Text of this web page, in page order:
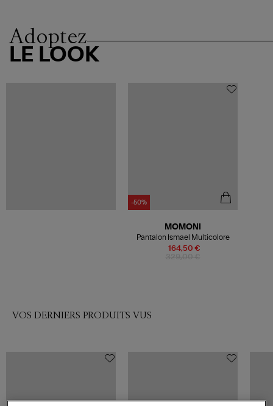
Adoptez
LE LOOK
-50%
164,50 €
MOMONI
Pantalon Ismael Multicolore
VOS DERNIERS PRODUITS VUS